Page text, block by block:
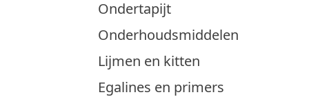
Ondertapijt
Onderhoudsmiddelen
Lijmen en kitten
Egalines en primers